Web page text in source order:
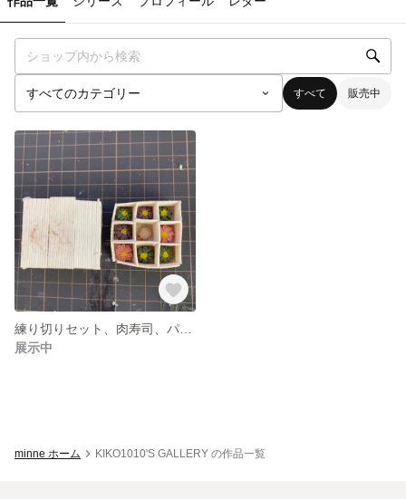
すべて 販売中
展示中
minne ホーム KIKO1010'S GALLERY の作品一覧